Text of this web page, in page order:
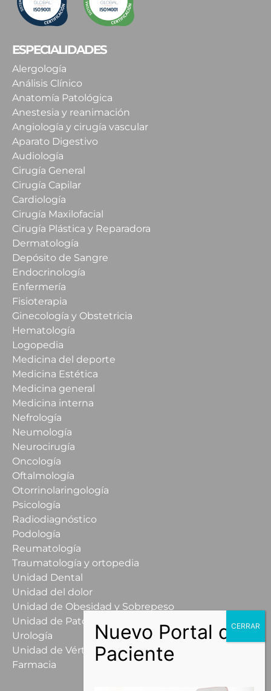
ESPECIALIDADES
Alergología
Análisis Clínico
Anatomía Patológica
Anestesia y reanimación
Angiología y cirugía vascular
Aparato Digestivo
Audiología
Cirugía General
Cirugía Capilar
Cardiología
Cirugía Maxilofacial
Cirugía Plástica y Reparadora
Dermatología
Depósito de Sangre
Endocrinología
Enfermería
Fisioterapia
Ginecología y Obstetricia
Hematología
Logopedia
Medicina del deporte
Medicina Estética
Medicina general
Medicina interna
Nefrología
Neumología
Neurocirugía
Oncología
Oftalmología
Otorrinolaringología
Psicología
Radiodiagnóstico
Podología
Reumatología
Traumatología y ortopedia
Unidad Dental
Unidad del dolor
Unidad de Obesidad y Sobrepeso
Unidad de Patología Mamaria
Urología
Unidad de Vértigo
Farmacia